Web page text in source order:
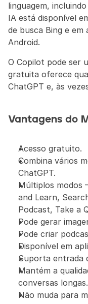
linguagem,
IA está disponível
de busca Bing e em
Android.
O Copilot pode ser
gratuita oferece
ChatGPT e, às
Vantagens do
Acesso gratuito.
Combina vários
ChatGPT.
Múltiplos modos
and Learn,
Podcast, Take a
Pode gerar
Pode criar
Disponível em
Suporta entrada
Mantém a
conversas longas.
Não muda para